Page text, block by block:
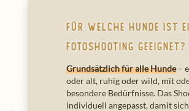
Für welche Hunde ist
Fotoshooting geeignet?
Grundsätzlich für alle Hunde–
oder alt, ruhig oder wild, mit
besondere Bedürfnisse. Das
individuell angepasst, damit